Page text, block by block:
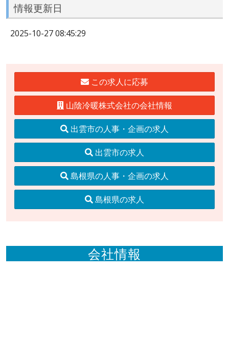
情報更新日
2025-10-27 08:45:29
この求人に応募
山陰冷暖株式会社の会社情報
出雲市の人事・企画の求人
出雲市の求人
島根県の人事・企画の求人
島根県の求人
会社情報